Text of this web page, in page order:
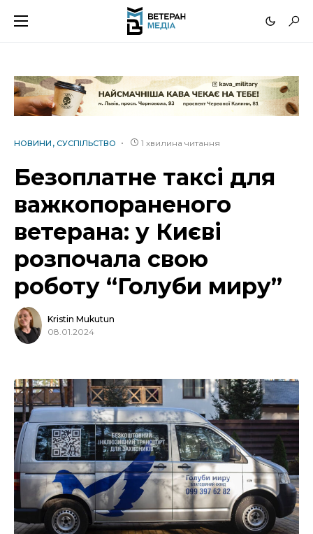
НОВИНИ СУСПІЛЬСТВО 1 хвилина читання
Безоплатне таксі для
важкопораненого
ветерана: у Києві
розпочала свою
роботу “Голуби миру”
Kristin Mukutun
08.01.2024